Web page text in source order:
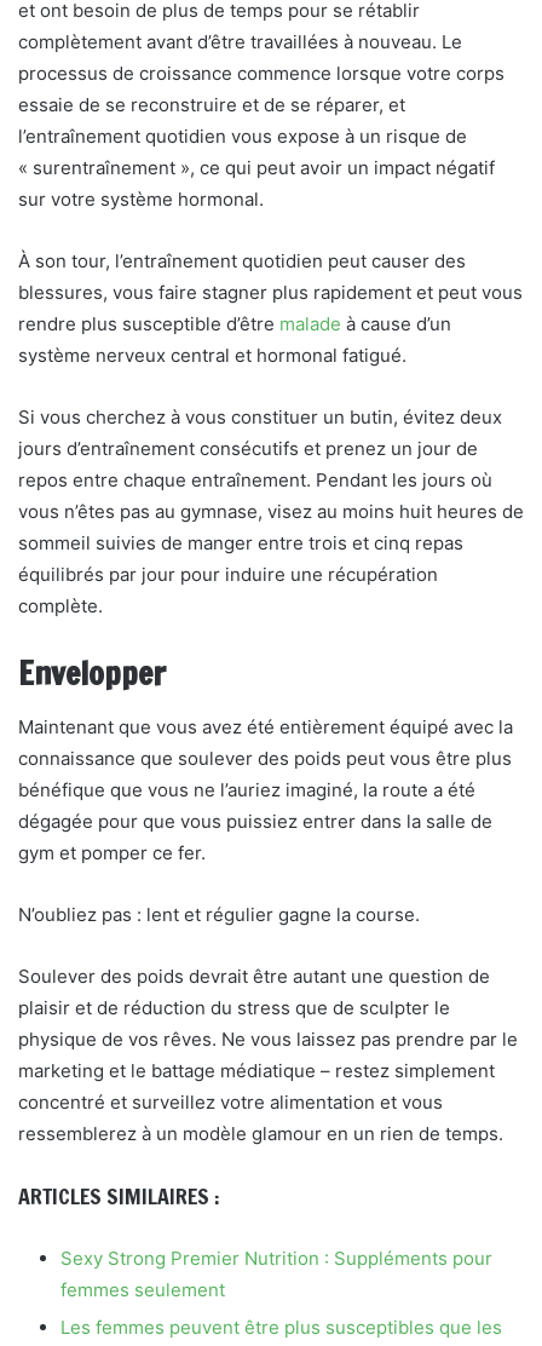
et ont besoin de plus de temps pour se rétablir
complètement avant d’être travaillées à nouveau. Le
processus de croissance commence lorsque votre corps
essaie de se reconstruire et de se réparer, et
l’entraînement quotidien vous expose à un risque de
« surentraînement », ce qui peut avoir un impact négatif
sur votre système hormonal.
À son tour, l’entraînement quotidien peut causer des
blessures, vous faire stagner plus rapidement et peut vous
rendre plus susceptible d’être malade à cause d’un
système nerveux central et hormonal fatigué.
Si vous cherchez à vous constituer un butin, évitez deux
jours d’entraînement consécutifs et prenez un jour de
repos entre chaque entraînement. Pendant les jours où
vous n’êtes pas au gymnase, visez au moins huit heures de
sommeil suivies de manger entre trois et cinq repas
équilibrés par jour pour induire une récupération
complète.
Envelopper
Maintenant que vous avez été entièrement équipé avec la
connaissance que soulever des poids peut vous être plus
bénéfique que vous ne l’auriez imaginé, la route a été
dégagée pour que vous puissiez entrer dans la salle de
gym et pomper ce fer.
N’oubliez pas : lent et régulier gagne la course.
Soulever des poids devrait être autant une question de
plaisir et de réduction du stress que de sculpter le
physique de vos rêves. Ne vous laissez pas prendre par le
marketing et le battage médiatique – restez simplement
concentré et surveillez votre alimentation et vous
ressemblerez à un modèle glamour en un rien de temps.
ARTICLES SIMILAIRES :
Sexy Strong Premier Nutrition : Suppléments pour
femmes seulement
Les femmes peuvent être plus susceptibles que les